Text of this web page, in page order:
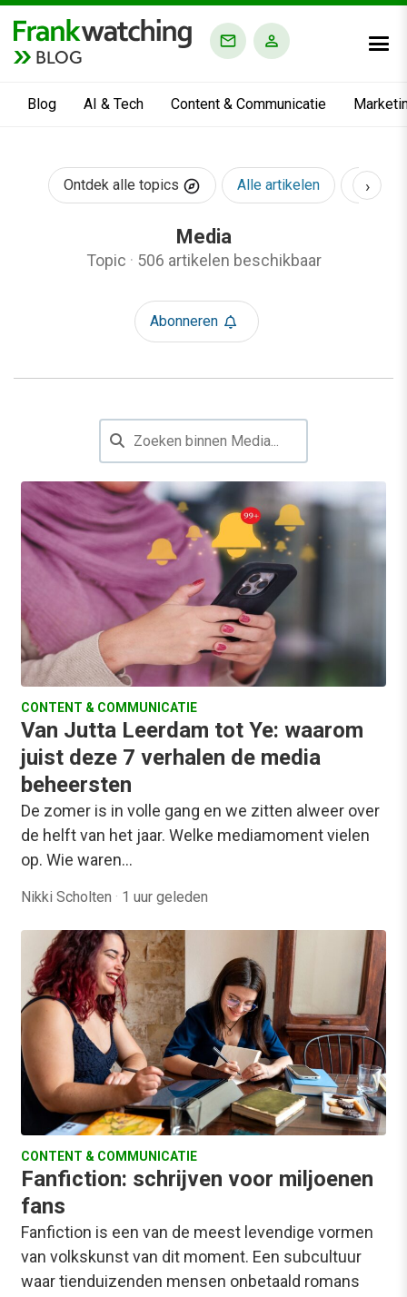
BLOG
Blog AI & Tech Content & Communicatie
Ontdek alle topics Alle artikelen AI &
›
Media
Topic · 506 artikelen beschikbaar
Abonneren
CONTENT & COMMUNICATIE
Van Jutta Leerdam tot Ye: waarom
juist deze 7 verhalen de media
beheersten
De zomer is in volle gang en we zitten alweer over
de helft van het jaar. Welke mediamoment vielen
op. Wie waren…
Nikki Scholten · 1 uur geleden
CONTENT & COMMUNICATIE
Fanfiction: schrijven voor miljoenen
fans
Fanfiction is een van de meest levendige vormen
van volkskunst van dit moment. Een subcultuur
waar tienduizenden mensen onbetaald romans